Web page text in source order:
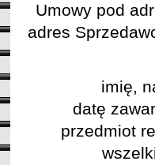
Umowy pod
adres
imię,
datę
przedmiot